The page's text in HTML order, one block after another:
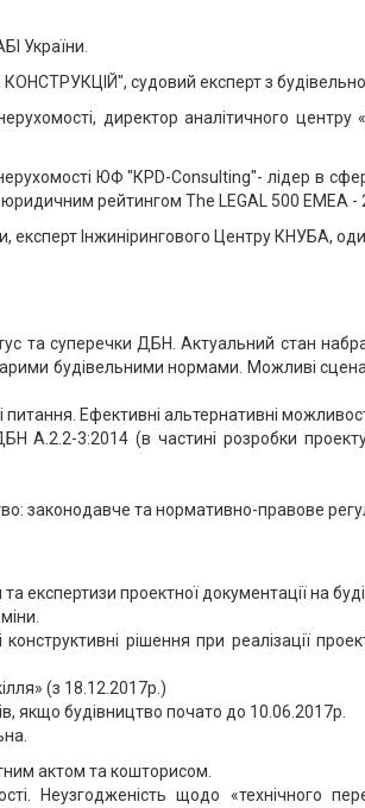
України.
судовий експерт з будівельно-
директор аналітичного центру
ЮФ "КРD-Consulting"- лідер в
рейтингом The LEGAL 500 EMEA -
експерт Інжинірингового Центру КНУБА,
та суперечки ДБН. Актуальний стан
будівельними нормами. Можливі
Ефективні альтернативні
А.2.2-3:2014 (в частині розробки
законодавче та нормативно-правове
експертизи проектної документації на
рішення при реалізації
(з 18.12.2017р.)
якщо будівництво почато до 10.06.2017р.
актом та кошторисом.
Неузгодженість щодо «технічного